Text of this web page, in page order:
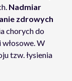
Nadmiar
zdrowych
chorych do
W
tzw. łysienia